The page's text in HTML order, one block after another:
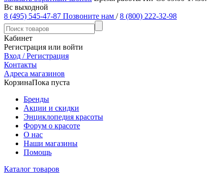
Вс выходной
8 (495) 545-47-87 Позвоните нам / 8 (800) 222-32-98
Кабинет
Регистрация или войти
Вход / Регистрация
Контакты
Адреса магазинов
КорзинаПока пуста
Бренды
Акции и скидки
Энциклопедия красоты
Форум о красоте
О нас
Наши магазины
Помощь
Каталог товаров